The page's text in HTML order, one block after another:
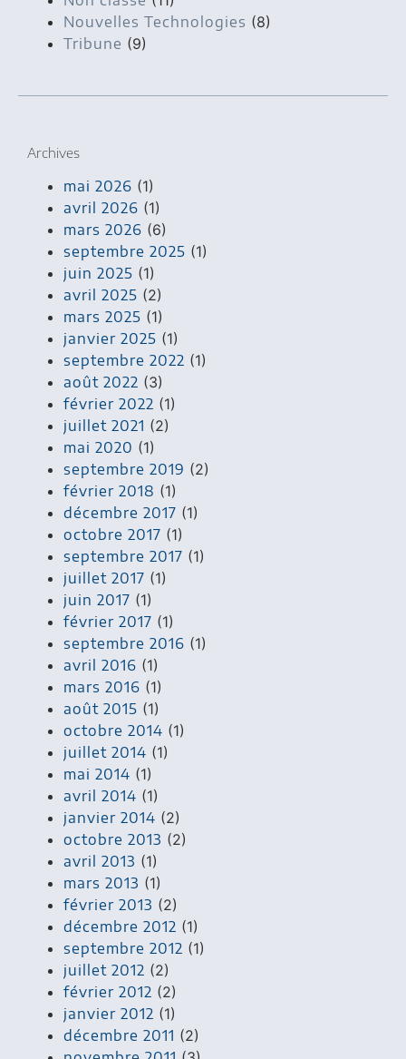
Nouvelles Technologies (8)
Tribune (9)
Archives
mai 2026 (1)
avril 2026 (1)
mars 2026 (6)
septembre 2025 (1)
juin 2025 (1)
avril 2025 (2)
mars 2025 (1)
janvier 2025 (1)
septembre 2022 (1)
août 2022 (3)
février 2022 (1)
juillet 2021 (2)
mai 2020 (1)
septembre 2019 (2)
février 2018 (1)
décembre 2017 (1)
octobre 2017 (1)
septembre 2017 (1)
juillet 2017 (1)
juin 2017 (1)
février 2017 (1)
septembre 2016 (1)
avril 2016 (1)
mars 2016 (1)
août 2015 (1)
octobre 2014 (1)
juillet 2014 (1)
mai 2014 (1)
avril 2014 (1)
janvier 2014 (2)
octobre 2013 (2)
avril 2013 (1)
mars 2013 (1)
février 2013 (2)
décembre 2012 (1)
septembre 2012 (1)
juillet 2012 (2)
février 2012 (2)
janvier 2012 (1)
décembre 2011 (2)